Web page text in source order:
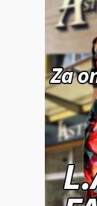
Ksenija Knežević
mesecu trudnoće